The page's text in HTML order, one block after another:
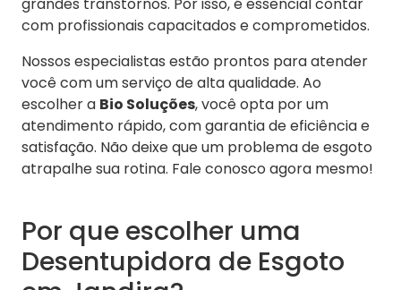
grandes transtornos. Por isso, é essencial contar
com profissionais capacitados e comprometidos.
Nossos especialistas estão prontos para atender
você com um serviço de alta qualidade. Ao
escolher a Bio Soluções, você opta por um
atendimento rápido, com garantia de eficiência e
satisfação. Não deixe que um problema de esgoto
atrapalhe sua rotina. Fale conosco agora mesmo!
Por que escolher uma
Desentupidora de Esgoto